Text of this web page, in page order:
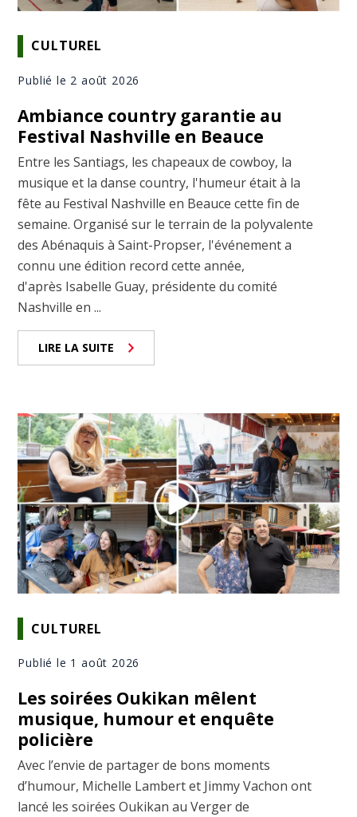
CULTUREL
Publié le 2 août 2026
Ambiance country garantie au
Festival Nashville en Beauce
Entre les Santiags, les chapeaux de cowboy, la
musique et la danse country, l'humeur était à la
fête au Festival Nashville en Beauce cette fin de
semaine. Organisé sur le terrain de la polyvalente
des Abénaquis à Saint-Propser, l'événement a
connu une édition record cette année,
d'après Isabelle Guay, présidente du comité
Nashville en ...
LIRE LA SUITE
CULTUREL
Publié le 1 août 2026
Les soirées Oukikan mêlent
musique, humour et enquête
policière
Avec l’envie de partager de bons moments
d’humour, Michelle Lambert et Jimmy Vachon ont
lancé les soirées Oukikan au Verger de